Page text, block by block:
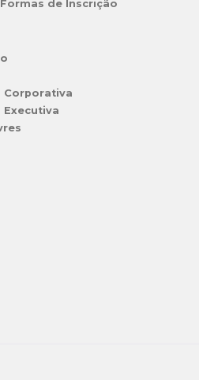
de Inscrição
Corporativa
Executiva